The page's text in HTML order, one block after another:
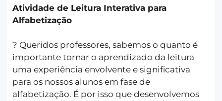
Atividade de Leitura Interativa para
Alfabetização
? Queridos professores, sabemos o quanto é
importante tornar o aprendizado da leitura
uma experiência envolvente e significativa
para os nossos alunos em fase de
alfabetização. É por isso que desenvolvemos